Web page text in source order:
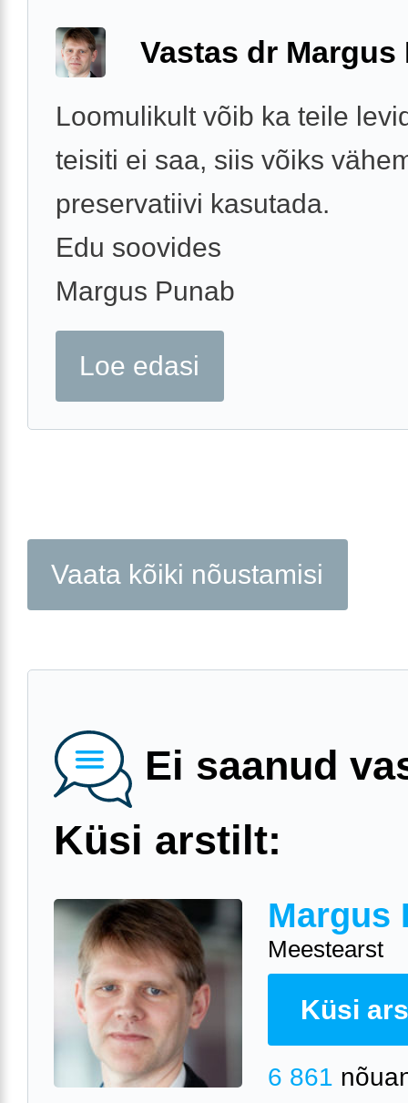
Vastas dr Margus
Loomulikult võib ka teile
teisiti ei saa, siis võiks
preservatiivi kasutada.
Edu soovides
Margus Punab
Loe edasi
Vaata kõiki nõustamisi
Ei saanud
Küsi arstilt:
Margus
Meestearst
Küsi
6 861